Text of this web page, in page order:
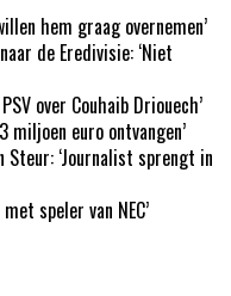
hem graag overnemen’
de Eredivisie: ‘Niet
over Couhaib Driouech’
miljoen euro ontvangen’
Steur: ‘Journalist sprengt in
speler van NEC’